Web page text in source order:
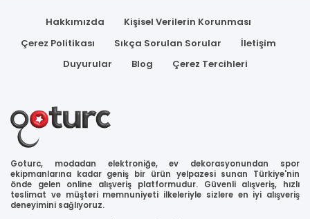
Hakkımızda
Kişisel Verilerin Korunması
Çerez Politikası
Sıkça Sorulan Sorular
İletişim
Duyurular
Blog Çerez Tercihleri
Goturc, modadan elektroniğe, ev dekorasyonundan spor
ekipmanlarına kadar geniş bir ürün yelpazesi sunan Türkiye'nin
önde gelen online alışveriş platformudur. Güvenli alışveriş, hızlı
teslimat ve müşteri memnuniyeti ilkeleriyle sizlere en iyi alışveriş
deneyimini sağlıyoruz.